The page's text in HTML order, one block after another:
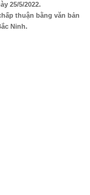
25/5/2022.
thuận bằng văn bản
Ninh.